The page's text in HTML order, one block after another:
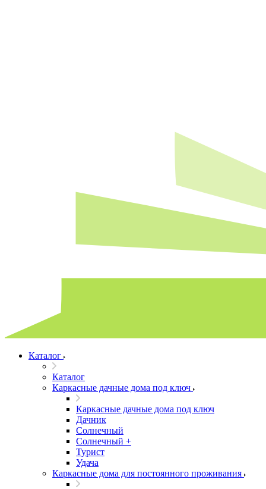
Каталог
Каталог
Каркасные дачные дома под ключ
Каркасные дачные дома под ключ
Дачник
Солнечный
Солнечный +
Турист
Удача
Каркасные дома для постоянного проживания